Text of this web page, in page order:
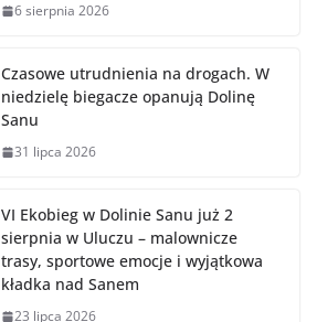
6 sierpnia 2026
Czasowe utrudnienia na drogach. W
niedzielę biegacze opanują Dolinę
Sanu
31 lipca 2026
VI Ekobieg w Dolinie Sanu już 2
sierpnia w Uluczu – malownicze
trasy, sportowe emocje i wyjątkowa
kładka nad Sanem
23 lipca 2026